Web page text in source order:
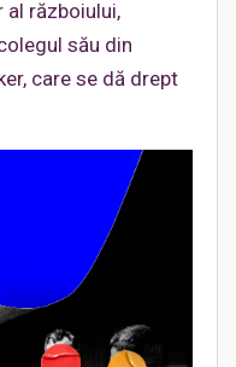
războiului,
său din
care se dă drept